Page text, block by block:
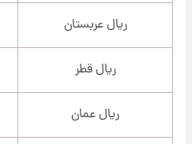
ریال عربستان
ریال قطر
ریال عمان